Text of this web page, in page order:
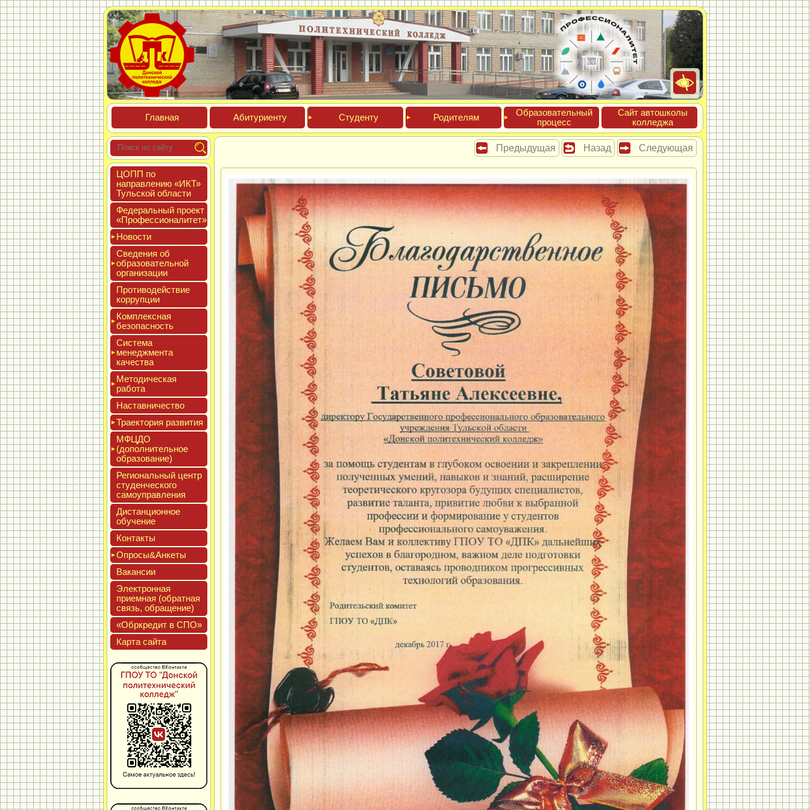
Глав­ная Аби­тури­ен­ту Сту­ден­ту Роди­телям
Обра­зова­тель­ный
про­цесс
Сайт ав­тошко­лы
кол­леджа
ЦОПП по
нап­равле­нию «ИКТ»
Туль­ской об­ласти
Феде­раль­ный про­ект
«Про­фес­си­она­литет»
Новос­ти
Све­дения об
об­ра­зова­тель­ной
ор­га­низа­ции
Про­тиво­дей­ствие
кор­рупции
Ком­плексная
бе­зопас­ность
Сис­те­ма
ме­нед­жмен­та
ка­чес­тва
Мето­дичес­кая
ра­бота
Нас­тавни­чес­тво
Тра­ек­то­рия раз­ви­тия
МФЦДО
(до­пол­ни­тель­ное
об­ра­зова­ние)
Реги­ональ­ный центр
сту­ден­ческо­го
са­мо­уп­равле­ния
Дис­танци­он­ное
обу­чение
Кон­такты
Опро­сы&Анке­ты
Вакан­сии
Элек­трон­ная
при­ем­ная (об­ратная
связь, об­ра­щение)
«Обркре­дит в СПО»
Кар­та сай­та
Предыдущая Назад Следующая